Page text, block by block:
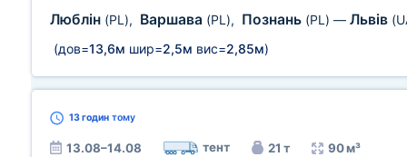
Люблін (PL), Варшава (PL), Познань (PL) — Львів
(дов=13,6м шир=2,5м вис=2,85м)
13 годин тому
13.08–14.08 тент 21 т 90 м³